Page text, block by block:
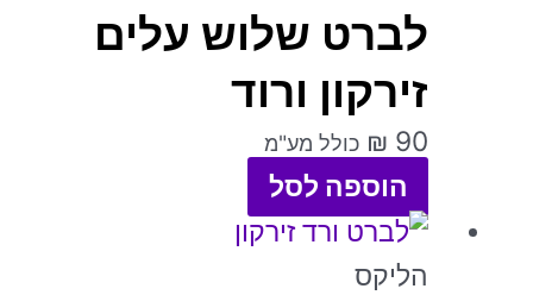
את
האפשרויות
בעמוד
המוצר
לברט שלוש עלים
זירקון ורוד
₪ 90 כולל מע"מ
הוספה לסל
הליקס
למוצר
זה